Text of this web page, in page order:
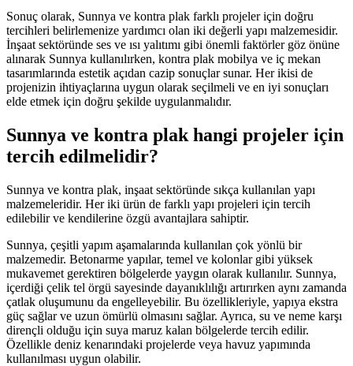
Sonuç olarak, Sunnya ve kontra plak farklı projeler için doğru
tercihleri belirlemenize yardımcı olan iki değerli yapı malzemesidir.
İnşaat sektöründe ses ve ısı yalıtımı gibi önemli faktörler göz önüne
alınarak Sunnya kullanılırken, kontra plak mobilya ve iç mekan
tasarımlarında estetik açıdan cazip sonuçlar sunar. Her ikisi de
projenizin ihtiyaçlarına uygun olarak seçilmeli ve en iyi sonuçları
elde etmek için doğru şekilde uygulanmalıdır.
Sunnya ve kontra plak hangi projeler için
tercih edilmelidir?
Sunnya ve kontra plak, inşaat sektöründe sıkça kullanılan yapı
malzemeleridir. Her iki ürün de farklı yapı projeleri için tercih
edilebilir ve kendilerine özgü avantajlara sahiptir.
Sunnya, çeşitli yapım aşamalarında kullanılan çok yönlü bir
malzemedir. Betonarme yapılar, temel ve kolonlar gibi yüksek
mukavemet gerektiren bölgelerde yaygın olarak kullanılır. Sunnya,
içerdiği çelik tel örgü sayesinde dayanıklılığı artırırken aynı zamanda
çatlak oluşumunu da engelleyebilir. Bu özellikleriyle, yapıya ekstra
güç sağlar ve uzun ömürlü olmasını sağlar. Ayrıca, su ve neme karşı
dirençli olduğu için suya maruz kalan bölgelerde tercih edilir.
Özellikle deniz kenarındaki projelerde veya havuz yapımında
kullanılması uygun olabilir.